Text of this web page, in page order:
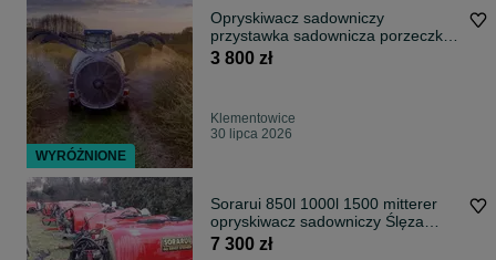
Opryskiwacz sadowniczy
przystawka sadownicza porzeczka
maliny
3 800 zł
Klementowice
30 lipca 2026
Sorarui 850l 1000l 1500 mitterer
opryskiwacz sadowniczy Ślęza
Lochmann
7 300 zł
WYRÓŻNIONE